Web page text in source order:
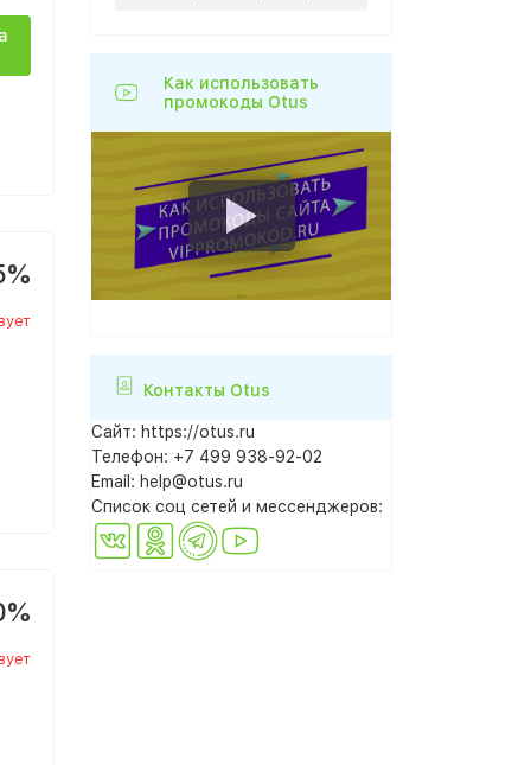
Как использовать
промокоды Otus
Контакты Otus
Сайт: https://otus.ru
Телефон: +7 499 938-92-02
Email: help@otus.ru
Список соц сетей и мессенджеров: